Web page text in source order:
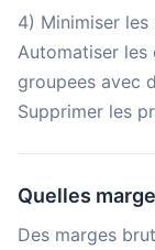
4) Minimiser
Automatiser les
groupees avec
Supprimer les
Quelles
Des marges